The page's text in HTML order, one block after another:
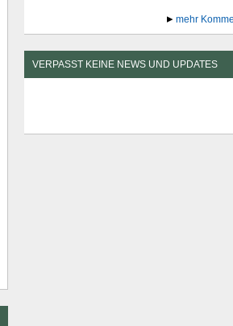
mehr
VERPASST KEINE NEWS UND UPDATES